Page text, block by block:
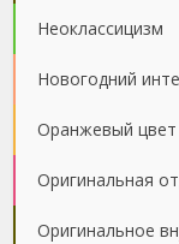
Неоклассицизм
Новогодний
Оранжевый цвет
Оригинальная
Оригинальное